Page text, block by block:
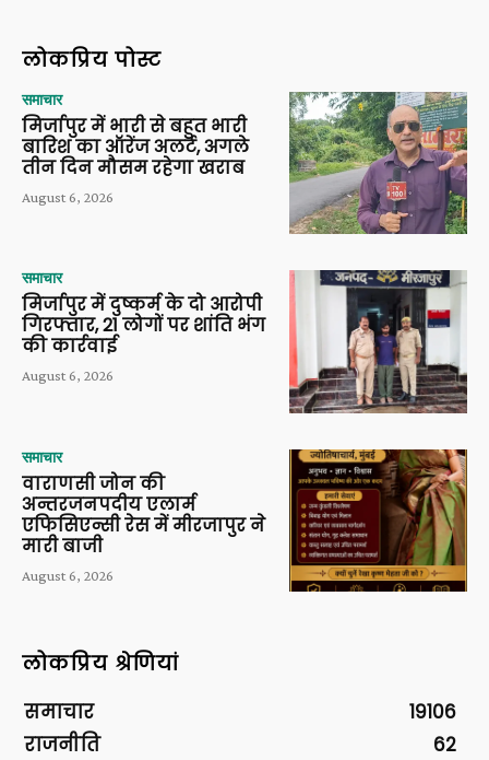
लोकप्रिय पोस्ट
समाचार
मिर्जापुर में भारी से बहुत भारी
बारिश का ऑरेंज अलर्ट, अगले
तीन दिन मौसम रहेगा खराब
August 6, 2026
समाचार
मिर्जापुर में दुष्कर्म के दो आरोपी
गिरफ्तार, 21 लोगों पर शांति भंग
की कार्रवाई
August 6, 2026
समाचार
वाराणसी जोन की
अन्तरजनपदीय एलार्म
एफिसिएन्सी रेस में मीरजापुर ने
मारी बाजी
August 6, 2026
लोकप्रिय श्रेणियां
समाचार
19106
राजनीति
62